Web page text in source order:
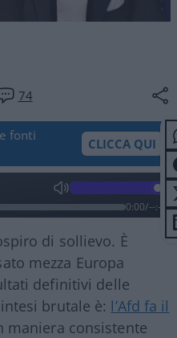
74
fonti
CLICCA QUI
0:00/--:--
di sollievo. È
mezza Europa
definitivi delle
brutale è: l’Afd fa il
maniera consistente